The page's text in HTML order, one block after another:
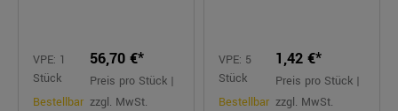
VPE: 1
Stück
Bestellbar
56,70 €*
Preis pro Stück |
zzgl. MwSt.
VPE: 5
Stück
Bestellbar
1,42 €*
Preis pro Stück |
zzgl. MwSt.